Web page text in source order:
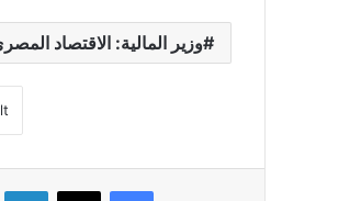
وزير المالية: الاقتصاد
فيسبوك